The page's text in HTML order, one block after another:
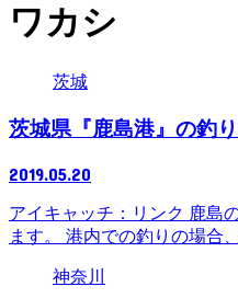
ワカシ
茨城
茨城県『鹿島港』の釣
2019.05.20
アイキャッチ：リンク 鹿島
ます。 港内での釣りの場合
神奈川